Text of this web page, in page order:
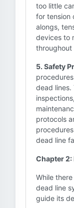
too little
for tension
alongs,
devices to
throughout
5. Safety
dead lines.
protocols
dead line
Chapter 2:
While
dead line
guide its